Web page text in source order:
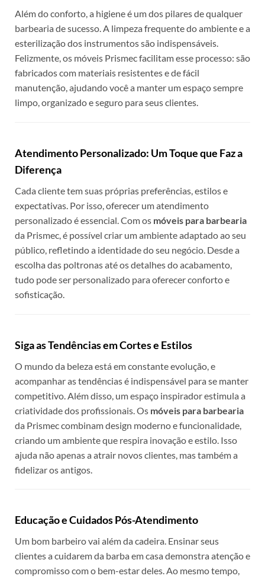
Além do conforto, a higiene é um dos pilares de qualquer
barbearia de sucesso. A limpeza frequente do ambiente e a
esterilização dos instrumentos são indispensáveis.
Felizmente, os móveis Prismec facilitam esse processo: são
fabricados com materiais resistentes e de fácil
manutenção, ajudando você a manter um espaço sempre
limpo, organizado e seguro para seus clientes.
Atendimento Personalizado: Um Toque que Faz a
Diferença
Cada cliente tem suas próprias preferências, estilos e
expectativas. Por isso, oferecer um atendimento
personalizado é essencial. Com os móveis para barbearia
da Prismec, é possível criar um ambiente adaptado ao seu
público, refletindo a identidade do seu negócio. Desde a
escolha das poltronas até os detalhes do acabamento,
tudo pode ser personalizado para oferecer conforto e
sofisticação.
Siga as Tendências em Cortes e Estilos
O mundo da beleza está em constante evolução, e
acompanhar as tendências é indispensável para se manter
competitivo. Além disso, um espaço inspirador estimula a
criatividade dos profissionais. Os móveis para barbearia
da Prismec combinam design moderno e funcionalidade,
criando um ambiente que respira inovação e estilo. Isso
ajuda não apenas a atrair novos clientes, mas também a
fidelizar os antigos.
Educação e Cuidados Pós-Atendimento
Um bom barbeiro vai além da cadeira. Ensinar seus
clientes a cuidarem da barba em casa demonstra atenção e
compromisso com o bem-estar deles. Ao mesmo tempo,